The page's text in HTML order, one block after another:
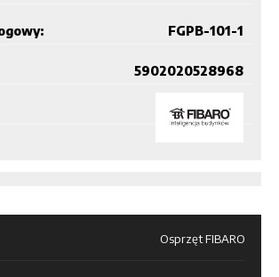
FGPB-101-1
5902020528968
Osprzęt FIBARO